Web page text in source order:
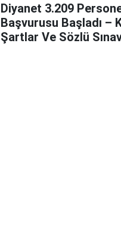
Diyanet 3.209
Başvurusu Başladı –
Şartlar Ve Sözlü